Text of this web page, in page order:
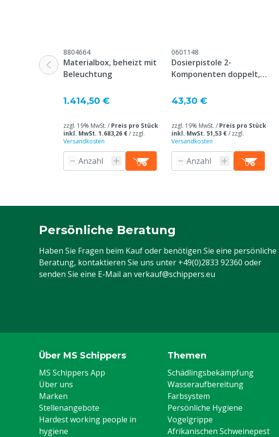
Webseite aufgeführt sind.
Lagertemperatur
20 ºC
Belastbar nach
1,5 Minuten
8804664
Materialbox, beheizt mit
Beleuchtung
1.414,50 €
zzgl. 19% MwSt. / Preis pro Stück
inkl. MwSt. 1.683,26 €/ zzgl.
Versandkosten
0601148
Dosierpistole 2-
Komponenten doppelt,
43,30 €
zzgl. 19% MwSt. / Preis pro Stück
inkl. MwSt. 51,53 €/ zzgl.
Versandkosten
Persönliche Beratung
Haben Sie Fragen beim Kauf oder benötigen Sie eine persönliche
Beratung, kontaktieren Sie uns unter +49(0)2833 92360 oder
senden Sie eine E-Mail an verkauf@schippers.eu
Über MS Schippers
MS Schippers App
Über uns
Marken
Stellenangebote
Hardest working people in
hygiene
Themen
Schädlingsbekämpfung
Wasseraufbereitung
Farbsystem
Persönliche Hygiene
Vogelgrippe
Afrikanischen Schweinepest